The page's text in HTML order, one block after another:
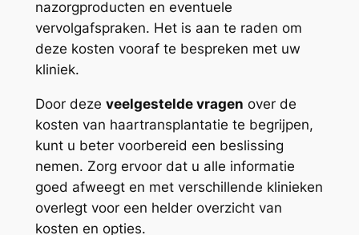
nazorgproducten en eventuele
vervolgafspraken. Het is aan te raden om
deze kosten vooraf te bespreken met uw
kliniek.
Door deze veelgestelde vragen over de
kosten van haartransplantatie te begrijpen,
kunt u beter voorbereid een beslissing
nemen. Zorg ervoor dat u alle informatie
goed afweegt en met verschillende klinieken
overlegt voor een helder overzicht van
kosten en opties.